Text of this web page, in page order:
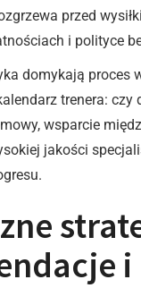
przed
i polityce
domykają proces
trenera:
wsparcie
jakości
i